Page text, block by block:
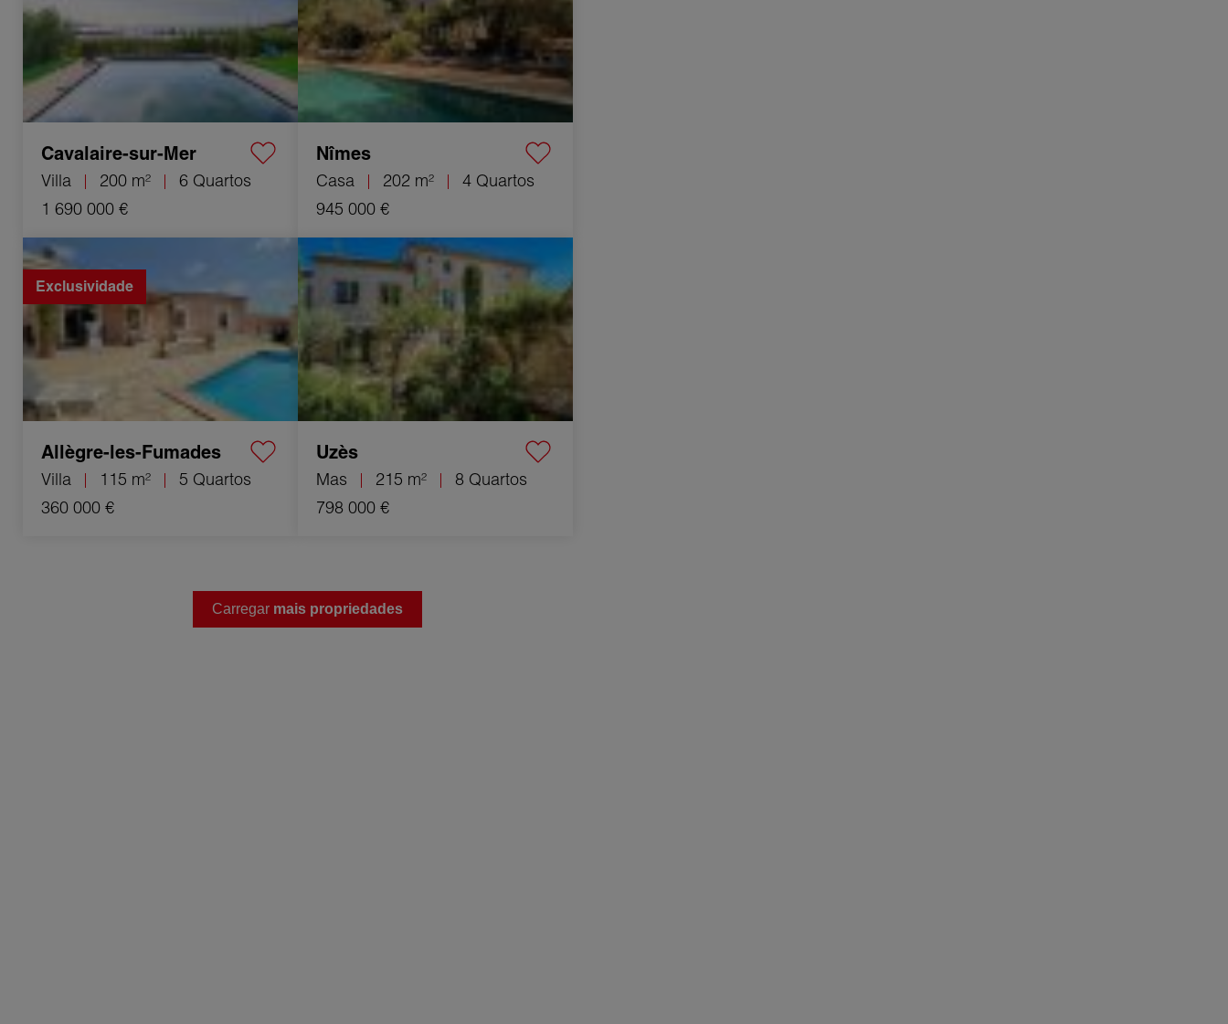
Cavalaire-sur-Mer
Villa 200 m²
6 Quartos
1 690 000 €
Nîmes
Casa 202 m²
4 Quartos
945 000 €
Venda Villa Allègre-les-Fumades 5 Quartos
115 m²
Exclusividade
Allègre-les-Fumades
Villa 115 m²
5 Quartos
360 000 €
Venda Mas Uzès 8 Quartos 215 m²
Uzès
Mas 215 m²
8 Quartos
798 000 €
Carregar mais propriedades